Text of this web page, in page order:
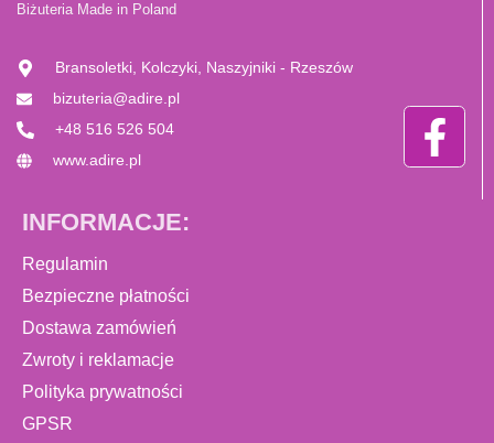
Biżuteria Made in Poland
Bransoletki, Kolczyki, Naszyjniki - Rzeszów
bizuteria@adire.pl
+48 516 526 504
www.adire.pl
INFORMACJE:
Regulamin
Bezpieczne płatności
Dostawa zamówień
Zwroty i reklamacje
Polityka prywatności
GPSR